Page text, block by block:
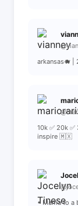
arkansas🐗 |
10k ✅ 20k ✅
inspire 🇲🇽
• Mama to a